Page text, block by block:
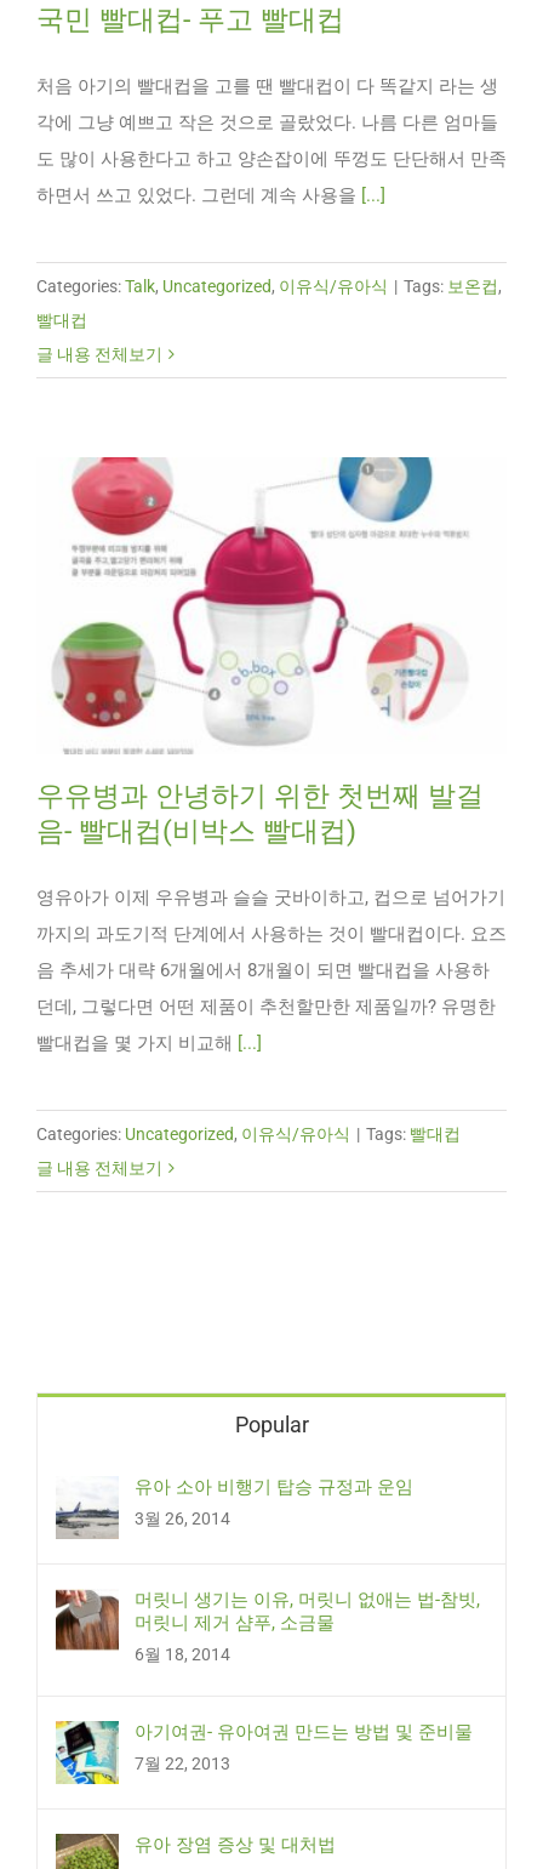
국민 빨대컵- 푸고 빨대컵
처음 아기의 빨대컵을 고를 땐 빨대컵이 다 똑같지 라는 생
각에 그냥 예쁘고 작은 것으로 골랐었다. 나름 다른 엄마들
도 많이 사용한다고 하고 양손잡이에 뚜껑도 단단해서 만족
하면서 쓰고 있었다. 그런데 계속 사용을 [...]
Categories:Talk, Uncategorized, 이유식/유아식 | Tags: 보온컵,
빨대컵
글 내용 전체보기
우유병과 안녕하기 위한 첫번째 발걸
음- 빨대컵(비박스 빨대컵)
영유아가 이제 우유병과 슬슬 굿바이하고, 컵으로 넘어가기
까지의 과도기적 단계에서 사용하는 것이 빨대컵이다. 요즈
음 추세가 대략 6개월에서 8개월이 되면 빨대컵을 사용하
던데, 그렇다면 어떤 제품이 추천할만한 제품일까? 유명한
빨대컵을 몇 가지 비교해 [...]
Categories: Uncategorized, 이유식/유아식 | Tags: 빨대컵
글 내용 전체보기
Popular
유아 소아 비행기 탑승 규정과 운임
3월 26, 2014
머릿니 생기는 이유, 머릿니 없애는 법-참빗,
머릿니 제거 샴푸, 소금물
6월 18, 2014
아기여권- 유아여권 만드는 방법 및 준비물
7월 22, 2013
유아 장염 증상 및 대처법